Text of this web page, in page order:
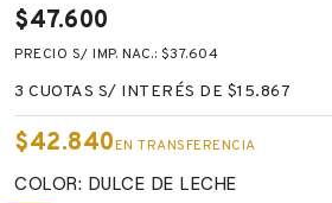
$47.600
PRECIO S/ IMP. NAC.: $37.604
3 CUOTAS S/ INTERÉS DE $15.867
$42.840EN TRANSFERENCIA
COLOR: DULCE DE LECHE